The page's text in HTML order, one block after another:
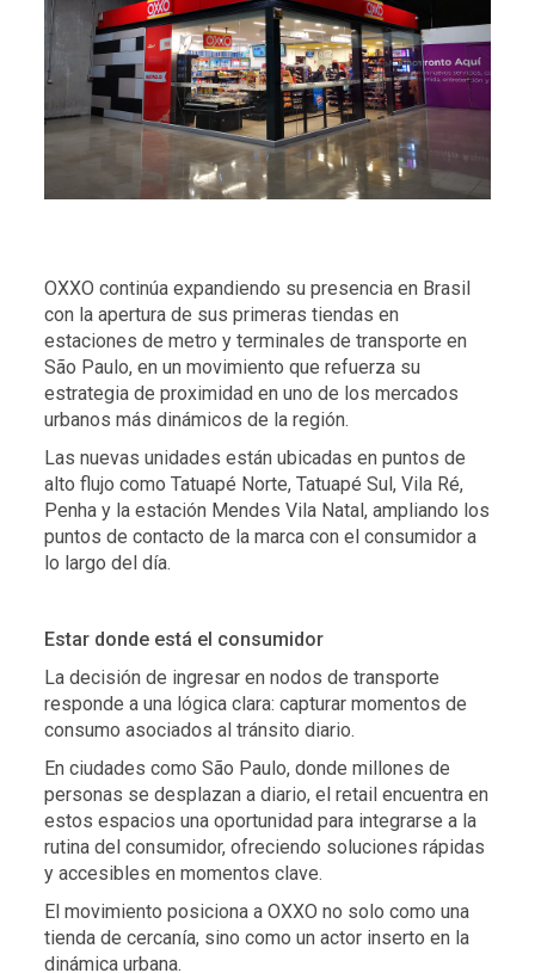
OXXO continúa expandiendo su presencia en Brasil
con la apertura de sus primeras tiendas en
estaciones de metro y terminales de transporte en
São Paulo, en un movimiento que refuerza su
estrategia de proximidad en uno de los mercados
urbanos más dinámicos de la región.
Las nuevas unidades están ubicadas en puntos de
alto flujo como Tatuapé Norte, Tatuapé Sul, Vila Ré,
Penha y la estación Mendes Vila Natal, ampliando los
puntos de contacto de la marca con el consumidor a
lo largo del día.
Estar donde está el consumidor
La decisión de ingresar en nodos de transporte
responde a una lógica clara: capturar momentos de
consumo asociados al tránsito diario.
En ciudades como São Paulo, donde millones de
personas se desplazan a diario, el retail encuentra en
estos espacios una oportunidad para integrarse a la
rutina del consumidor, ofreciendo soluciones rápidas
y accesibles en momentos clave.
El movimiento posiciona a OXXO no solo como una
tienda de cercanía, sino como un actor inserto en la
dinámica urbana.